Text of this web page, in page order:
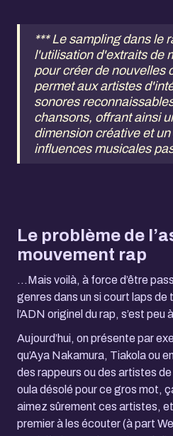
*** Le sampling dans le
l'utilisation d'extraits de
pour créer de nouvelles
permet aux artistes
sonores
chansons, offrant ainsi
dimension créative et
influences musicales
Le problème de
mouvement rap
...Mais voilà, à force d’être
genres dans un si court laps
l’ADN originel du rap, s’est peu
Aujourd’hui, on présente par
qu’Aya Nakamura, Tiakola ou
des rappeurs ou des artistes
oula désolé pour ce gros mot,
aimez sûrement ces artistes, et
premier à les écouter (à part